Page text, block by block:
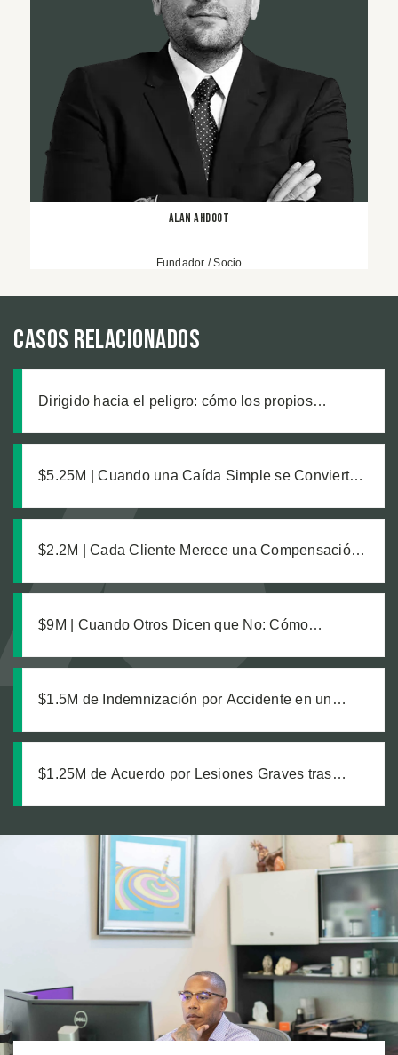
Alan Ahdoot
Fundador / Socio
Casos relacionados
Dirigido hacia el peligro: cómo los propios
$5.25M | Cuando una Caída Simple se Convierte
$2.2M | Cada Cliente Merece una Compensación
$9M | Cuando Otros Dicen que No: Cómo
$1.5M de Indemnización por Accidente en un
$1.25M de Acuerdo por Lesiones Graves tras